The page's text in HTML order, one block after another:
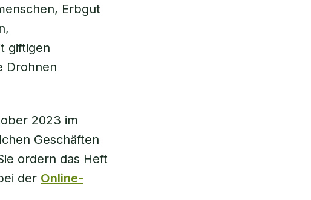
Erbgut
giftigen
Drohnen
2023 im
Geschäften
ordern das Heft
der Online-